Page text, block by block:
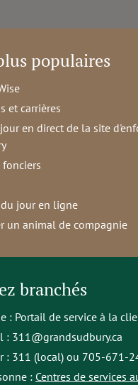
populaires
et carrières
en direct de la site
du jour en ligne
un animal de compagnie
branchés
: Portail de service à la
: 311@grandsudbury.ca
: 311 (local) ou 705-671-
: Centres de services